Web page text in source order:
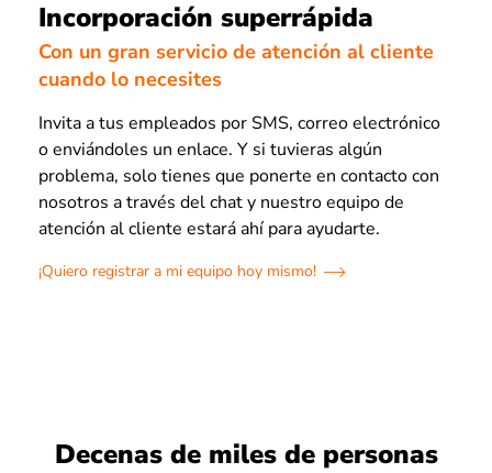
Incorporación superrápida
Con un gran servicio de atención al cliente
cuando lo necesites
Invita a tus empleados por SMS, correo electrónico
o enviándoles un enlace. Y si tuvieras algún
problema, solo tienes que ponerte en contacto con
nosotros a través del chat y nuestro equipo de
atención al cliente estará ahí para ayudarte.
¡Quiero registrar a mi equipo hoy mismo!
Decenas de miles de personas